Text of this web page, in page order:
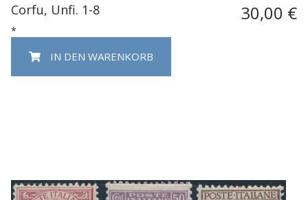
Corfu, Unfi. 1-8 30,00 €
*
IN DEN WARENKORB